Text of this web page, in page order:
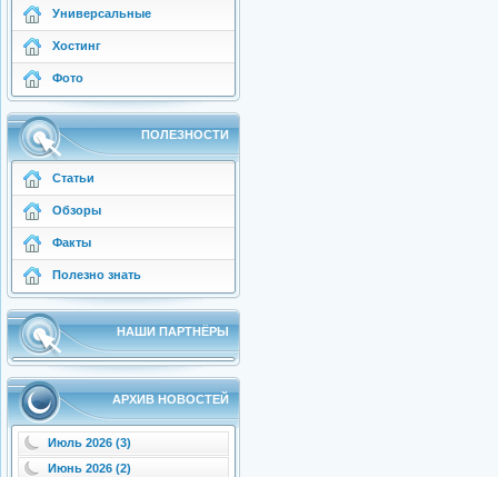
Универсальные
Хостинг
Фото
ПОЛЕЗНОСТИ
Статьи
Обзоры
Факты
Полезно знать
НАШИ ПАРТНЁРЫ
АРХИВ НОВОСТЕЙ
Июль 2026 (3)
Июнь 2026 (2)